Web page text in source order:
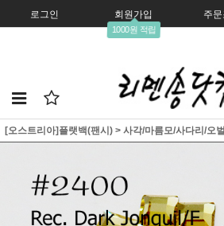
로그인 회원가입
1000원 적립
주문
[오스트리아]플랫백(팬시) > 사각/마름모/사다리/오벌